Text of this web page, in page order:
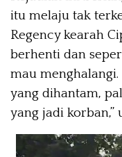
itu melaju tak
Regency kearah
berhenti dan
mau
yang dihantam,
yang jadi korban,”